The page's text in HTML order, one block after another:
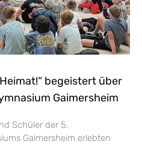
begeistert über
Gaimersheim
Schüler der 5.
Gaimersheim erlebten